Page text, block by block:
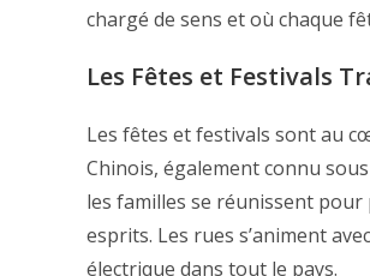
chargé de sens et où chaque
Les Fêtes et Festivals
Les fêtes et festivals sont au
Chinois, également connu
les familles se réunissent
esprits. Les rues s’animent
électrique dans tout le pays.